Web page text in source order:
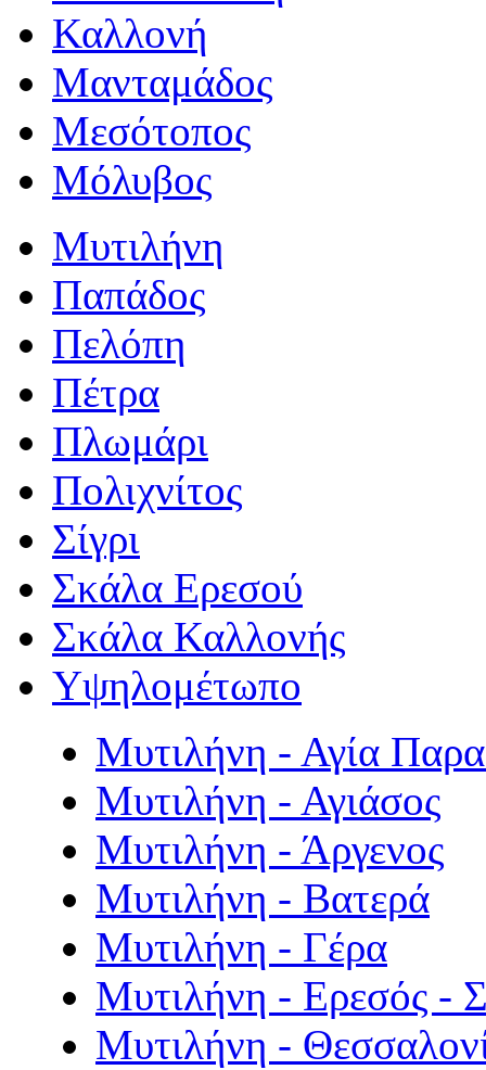
Καλλονή
Μανταμάδος
Μεσότοπος
Μόλυβος
Μυτιλήνη
Παπάδος
Πελόπη
Πέτρα
Πλωμάρι
Πολιχνίτος
Σίγρι
Σκάλα Ερεσού
Σκάλα Καλλονής
Υψηλομέτωπο
Μυτιλήνη - Αγία
Μυτιλήνη - Αγιάσος
Μυτιλήνη - Άργενος
Μυτιλήνη - Βατερά
Μυτιλήνη - Γέρα
Μυτιλήνη - Ερεσός -
Μυτιλήνη -